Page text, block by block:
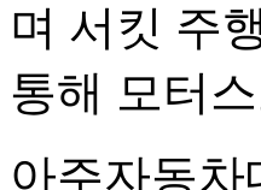
며 서킷 주
통해 모터
아주자동차